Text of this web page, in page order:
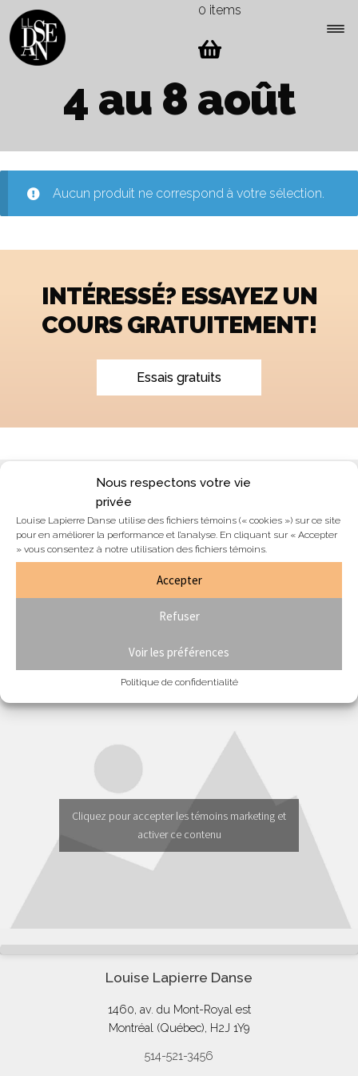
Nous respectons votre vie
privée
Louise Lapierre Danse utilise des fichiers témoins (« cookies ») sur ce site
pour en améliorer la performance et l’analyse. En cliquant sur « Accepter
» vous consentez à notre utilisation des fichiers témoins.
Accepter
Refuser
Voir les préférences
Politique de confidentialité
Skip
to
navigation
Skip
to
content
Menu
0 items
4 au 8 août
Aucun produit ne correspond à votre sélection.
INTÉRESSÉ? ESSAYEZ UN
COURS GRATUITEMENT!
Essais gratuits
Blogue & nouvelles
Équipe
Nous joindre
Section membres
Formulaire de résiliation de contrat
Je désire m'abonner à l'infolettre:
Cliquez pour accepter les témoins marketing et
activer ce contenu
Louise Lapierre Danse
1460, av. du Mont-Royal est
Montréal (Québec), H2J 1Y9
514-521-3456